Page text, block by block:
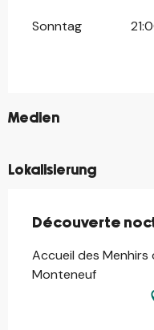
Sonntag
Medien
©
Lokalisierung
Découverte
Accueil des
Monteneuf